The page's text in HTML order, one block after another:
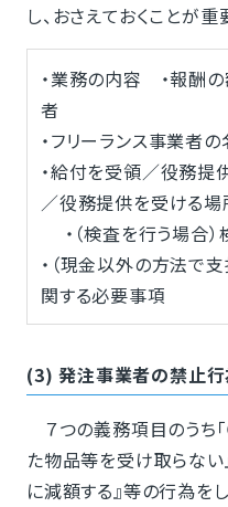
し、おさえておくことが重
・業務の内容 ・報酬
者
・フリーランス事業者
・給付を受領／役務
／役務提供を受ける場
・（検査を行う場合
・（現金以外の方法で
関する必要事項
(3) 発注事業者の禁止行
７つの義務項目のうち
た物品等を受け取らな
に減額する』等の行為を